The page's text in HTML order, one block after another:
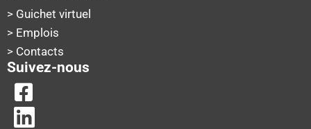
> Guichet virtuel
> Emplois
> Contacts
Suivez-nous